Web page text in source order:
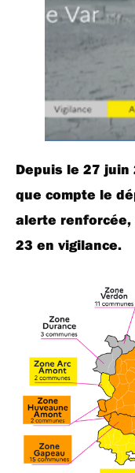
Depuis le 27 juin
que compte le
alerte
23 en vigilance.